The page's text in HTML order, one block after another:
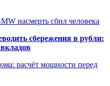
насмерть сбил человека
сбережения в рубли:
расчёт мощности перед